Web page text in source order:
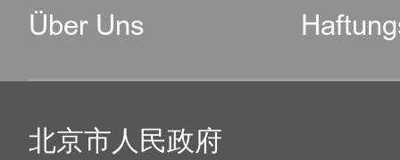
Über Uns
北京市人民政府